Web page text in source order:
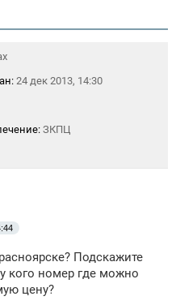
24 дек 2013, 14:30
ЗКПЦ
Подскажите
кого номер где можно
цену?